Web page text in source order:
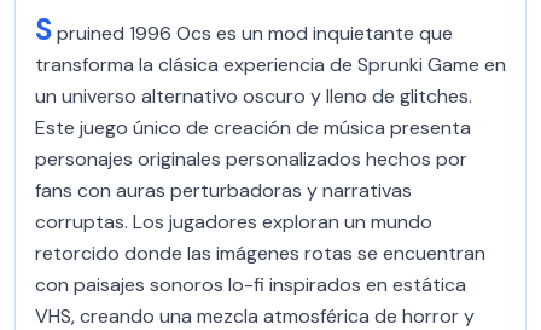
Spruined 1996 Ocs es un mod inquietante que
transforma la clásica experiencia de Sprunki Game en
un universo alternativo oscuro y lleno de glitches.
Este juego único de creación de música presenta
personajes originales personalizados hechos por
fans con auras perturbadoras y narrativas
corruptas. Los jugadores exploran un mundo
retorcido donde las imágenes rotas se encuentran
con paisajes sonoros lo-fi inspirados en estática
VHS, creando una mezcla atmosférica de horror y